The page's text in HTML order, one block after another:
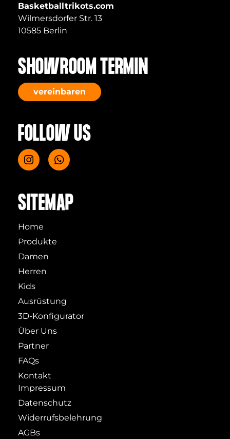
Basketballtrikots.com
Wilmersdorfer Str. 13
10585 Berlin
SHOWROOM TERMIN
vereinbaren
FOLLOW US
SITEMAP
Home
Produkte
Damen
Herren
Kids
Ausrüstung
3D-Konfigurator
Über Uns
Partner
FAQs
Kontakt
Impressum
Datenschutz
Widerrufsbelehrung
AGBs